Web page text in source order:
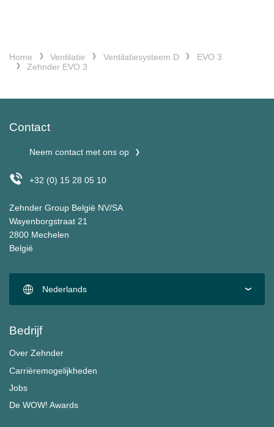
Home Ventilatie Ventilatiesysteem D
EVO 3
Zehnder EVO 3
Contact
Neem contact met ons op
+32 (0) 15 28 05 10
Zehnder Group België NV/SA
Wayenborgstraat 21
2800 Mechelen
België
Nederlands
Bedrijf
Over Zehnder
Carrièremogelijkheden
Jobs
De WOW! Awards